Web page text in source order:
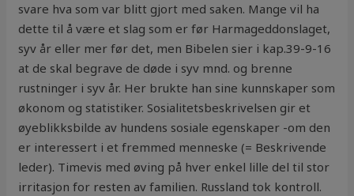
svare hva som var blitt gjort med saken. Mange vil ha
dette til å være et slag som er før Harmageddonslaget,
syv år eller mer før det, men Bibelen sier i kap.39-9-16
at de skal begrave de døde i syv mnd. og brenne
rustninger i syv år. Her brukte han sine kunnskaper som
økonom og statistiker. Sosialitetsbeskrivelsen gir et
øyeblikksbilde av hundens sosiale egenskaper -om den
er interessert i et fremmed menneske (= Beskrivende
leder). Timevis med øving på hver enkel lille del til stor
irritasjon for resten av familien. Russland tok kontroll.